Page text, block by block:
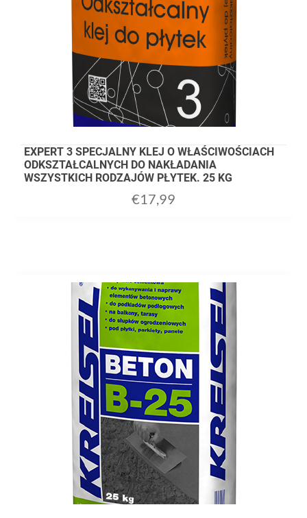
EXPERT 3 SPECJALNY KLEJ O WŁAŚCIWOŚCIACH
ODKSZTAŁCALNYCH DO NAKŁADANIA
WSZYSTKICH RODZAJÓW PŁYTEK. 25 KG
€17,99